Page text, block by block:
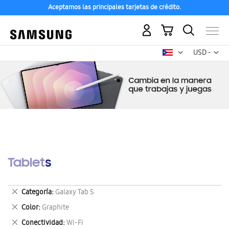
Aceptamos las principales tarjetas de crédito.
USD -
dólar
Mi carrito
Tablets
Categoría Galaxy Tab S
Eliminar
este
artículo
Color Graphite
Eliminar
este
Conectividad Wi-Fi
Eliminar